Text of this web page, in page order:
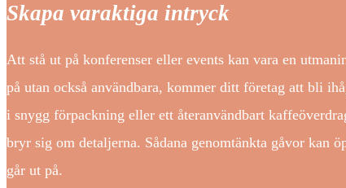
Skapa varaktiga intryck
Att stå ut på konferenser eller events kan vara en
på utan också användbara, kommer ditt företag att bli
i snygg förpackning eller ett återanvändbart
bryr sig om detaljerna. Sådana genomtänkta gåvor kan
går ut på.